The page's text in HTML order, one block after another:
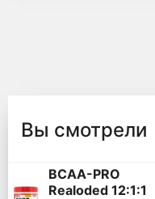
Вы смотрели
BCAA-PRO
Realoded 12:1:1